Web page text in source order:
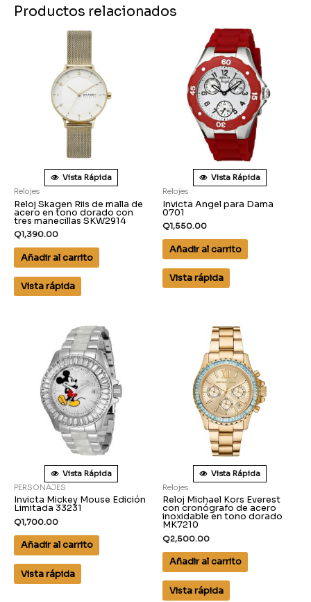
Productos relacionados
Vista Rápida
Relojes
Reloj Skagen Riis de malla de
acero en tono dorado con
tres manecillas SKW2914
Q1,390.00
Añadir al carrito
Vista rápida
Vista Rápida
Relojes
Invicta Angel para Dama
0701
Q1,550.00
Añadir al carrito
Vista rápida
Vista Rápida
PERSONAJES
Invicta Mickey Mouse Edición
Limitada 33231
Q1,700.00
Añadir al carrito
Vista rápida
Vista Rápida
Relojes
Reloj Michael Kors Everest
con cronógrafo de acero
inoxidable en tono dorado
MK7210
Q2,500.00
Añadir al carrito
Vista rápida